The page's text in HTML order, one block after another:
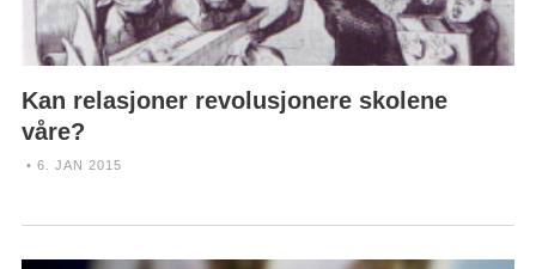
Kan relasjoner revolusjonere skolene
våre?
• 6. JAN 2015